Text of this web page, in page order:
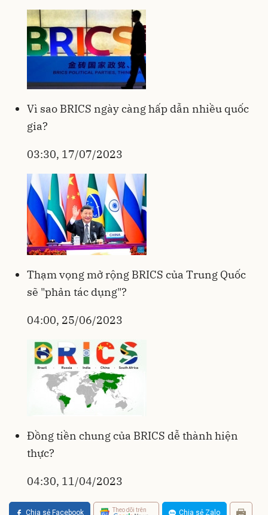
Vì sao BRICS ngày càng hấp dẫn nhiều quốc
gia?
03:30, 17/07/2023
Thạm vọng mở rộng BRICS của Trung Quốc
sẽ "phản tác dụng"?
04:00, 25/06/2023
Đồng tiền chung của BRICS dễ thành hiện
thực?
04:30, 11/04/2023
Chia sẻ Facebook Theo dõi trên Chia sẻ Zalo